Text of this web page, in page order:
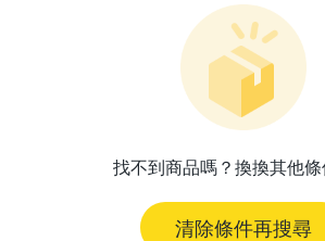
找不到商品嗎？換換其他條
清除條件再搜尋